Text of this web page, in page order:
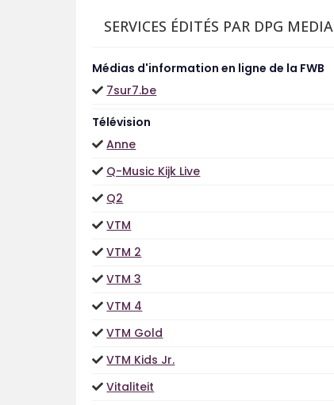
SERVICES ÉDITÉS PAR DPG MEDIA
Médias d'information en ligne de la FWB
7sur7.be
Télévision
Anne
Q-Music Kijk Live
Q2
VTM
VTM 2
VTM 3
VTM 4
VTM Gold
VTM Kids Jr.
Vitaliteit